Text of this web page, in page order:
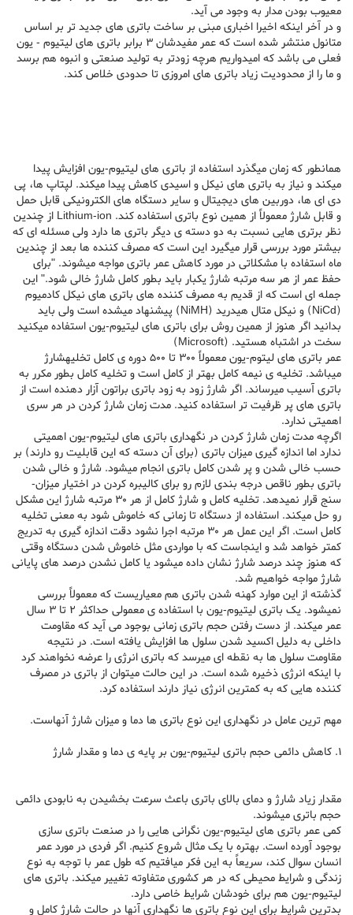
معیوب بودن مدار به وجود می آید.
و در آخر اینکه اخیرا اخباری مبنی بر ساخت باتری های جدید تر بر اساس
متانول منتشر شده است که عمر مفیدشان 3 برابر باتری های لیتیوم - یون
فعلی می باشد که امیدواریم هرچه زودتر به تولید صنعتی و انبوه هم برسد
و ما را از محدودیت زیاد باتری های امروزی تا حدودی خلاص کند.
همانطور که زمان میگذرد استفاده از باتری های لیتیوم-یون افزایش پیدا
میکند و نیاز به باتری های نیکل و اسیدی کاهش پیدا میکند. لپتاپ ها، پی
دی ای ها، دوربین های دیجیتال و سایر دستگاه های الکترونیکی قابل حمل
و قابل شارژ معمولاً از همین نوع باتری استفاده کند. Lithium-ion از چندین
نظر برتری هایی نسبت به دو دسته ی دیگر باتری ها دارد ولی مسئله ای که
بیشتر مورد بررسی قرار میگیرد این است که مصرف کننده ها بعد از چندین
ماه استفاده با مشکلاتی در مورد کاهش عمر باتری مواجه میشوند. "برای
حفظ عمر از هر سه مرتبه شارژ یکبار باید بطور کامل شارژ خالی شود." این
جمله ای است که از قدیم به مصرف کننده های باتری های نیکل کادمیوم
(NiCd) و نیکل متال هیدرید (NiMH) پیشنهاد میشده است ولی باید
بدانید اگر هنوز از همین روش برای باتری های لیتیوم-یون استفاده میکنید
سخت در اشتباه هستید. (Microsoft)
عمر باتری های لیتوم-یون معمولاً 300 تا 500 دوره ی کامل تخلیهشارژ
میباشد. تخلیه ی نیمه کامل بهتر از کامل است و تخلیه کامل بطور مکرر به
باتری آسیب میرساند. اگر شارژ زود به زود باتری براتون آزار دهنده است از
باتری های پر ظرفیت تر استفاده کنید. مدت زمان شارژ کردن در هر سری
اهمیتی ندارد.
اگرچه مدت زمان شارژ کردن در نگهداری باتری های لیتیوم-یون اهمیتی
ندارد اما اندازه گیری میزان باتری (برای آن دسته که این قابلیت رو دارند) بر
حسب خالی شدن و پر شدن کامل باتری انجام میشود. شارژ و خالی شدن
باتری بطور ناقص درجه بندی لازم رو برای کالیبره کردن در اختیار میزان-
سنج قرار نمیدهد. تخلیه کامل و شارژ کامل از هر 30 مرتبه شارژ این مشکل
رو حل میکند. استفاده از دستگاه تا زمانی که خاموش شود به معنی تخلیه
کامل است. اگر این عمل هر 30 مرتبه اجرا نشود دقت اندازه گیری به تدریج
کمتر خواهد شد و اینجاست که با مواردی مثل خاموش شدن دستگاه وقتی
که هنوز چند درصد شارژ نشان داده میشود یا کامل نشدن درصد های پایانی
شارژ مواجه خواهیم شد.
گذشته از این موارد کهنه شدن باتری هم معیاریست که معمولاً بررسی
نمیشود. یک باتری لیتیوم-یون با استفاده ی معمولی حداکثر 2 تا 3 سال
عمر میکند. از دست رفتن حجم باتری زمانی بوجود می آید که مقاومت
داخلی به دلیل اکسید شدن سلول ها افزایش یافته است. در نتیجه
مقاومت سلول ها به نقطه ای میرسد که باتری انرژی را عرضه نخواهند کرد
با اینکه انرژی ذخیره شده است. در این حالت میتوان از باتری در مصرف
کننده هایی که به کمترین انرژی نیاز دارند استفاده کرد.
مهم ترین عامل در نگهداری این نوع باتری ها دما و میزان شارژ آنهاست.
1. کاهش دائمی حجم باتری لیتیوم-یون بر پایه ی دما و مقدار شارژ
مقدار زیاد شارژ و دمای بالای باتری باعث سرعت بخشیدن به نابودی دائمی
حجم باتری میشوند.
کمی عمر باتری های لیتیوم-یون نگرانی هایی را در صنعت باتری سازی
بوجود آورده است. بهتره با یک مثال شروع کنیم. اگر فردی در مورد عمر
انسان سوال کند، سریعاً به این فکر میافتیم که طول عمر با توجه به نوع
زندگی و شرایط محیطی که در هر کشوری متفاوته تغییر میکند. باتری های
لیتیوم-یون هم برای خودشان شرایط خاصی دارد.
بدترین شرایط برای این نوع باتری ها نگهداری آنها در حالت شارژ کامل و